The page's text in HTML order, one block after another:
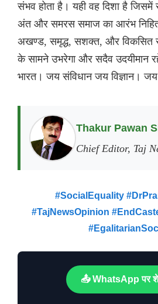
संभव होता है। यही वह दिशा है जिसमें
अंत और समरस समाज का आरंभ निहित
अखण्ड, समृद्ध, सशक्त, और विकसित
के सामने उभरेगा और सदैव उदयीमान
भारत। जय संविधान जय विज्ञान।
Thakur Pawan
Chief Editor, Taj
#SocialEquality
#TajNewsOpinion
📤 WhatsApp पर